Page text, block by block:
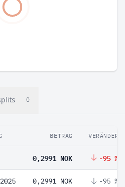
0
BETRAG
0,2991 NOK -95 %
0,2991 NOK -95 %